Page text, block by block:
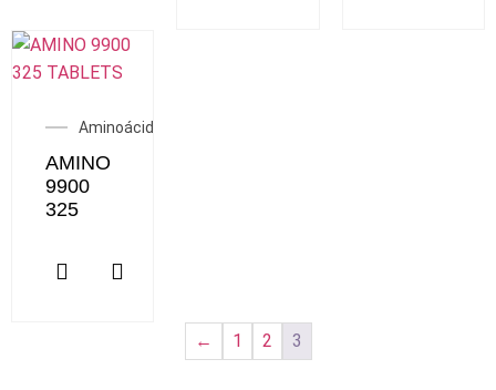
Aminoácidos
AMINO
9900
325
← 1 2 3